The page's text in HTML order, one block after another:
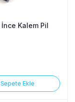
İnce Kalem Pil
Sepete Ekle